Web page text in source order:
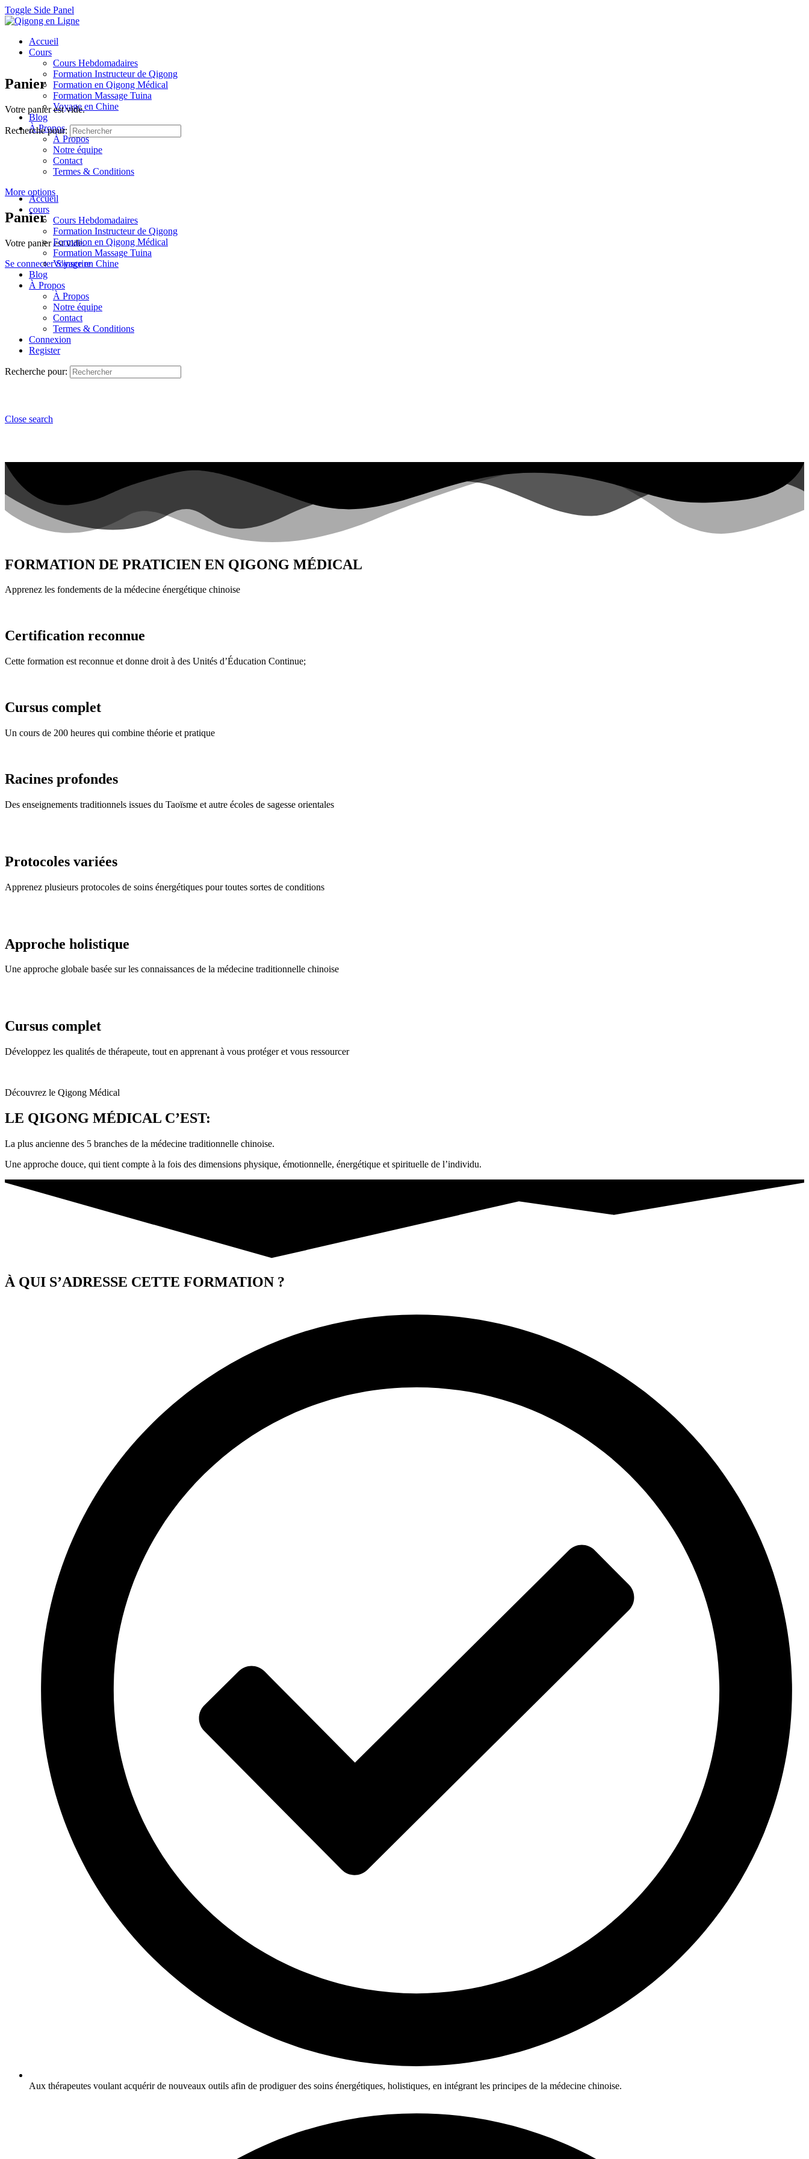
Toggle Side Panel
Accueil
Cours
Cours Hebdomadaires
Formation Instructeur de Qigong
Formation en Qigong Médical
Formation Massage Tuina
Voyage en Chine
Blog
À Propos
À Propos
Notre équipe
Contact
Termes & Conditions
More options
Panier
Votre panier est vide.
Se connecter S'inscrire
Panier
Votre panier est vide.
Recherche pour:
Accueil
cours
Cours Hebdomadaires
Formation Instructeur de Qigong
Formation en Qigong Médical
Formation Massage Tuina
Voyage en Chine
Blog
À Propos
À Propos
Notre équipe
Contact
Termes & Conditions
Connexion
Register
Recherche pour:
Close search
FORMATION DE PRATICIEN EN QIGONG MÉDICAL
Apprenez les fondements de la médecine énergétique chinoise
Certification reconnue
Cette formation est reconnue et donne droit à des Unités d’Éducation Continue;
Cursus complet
Un cours de 200 heures qui combine théorie et pratique
Racines profondes
Des enseignements traditionnels issues du Taoïsme et autre écoles de sagesse orientales
Protocoles variées
Apprenez plusieurs protocoles de soins énergétiques pour toutes sortes de conditions
Approche holistique
Une approche globale basée sur les connaissances de la médecine traditionnelle chinoise
Cursus complet
Développez les qualités de thérapeute, tout en apprenant à vous protéger et vous ressourcer
Découvrez le Qigong Médical
LE QIGONG MÉDICAL C’EST:
La plus ancienne des 5 branches de la médecine traditionnelle chinoise.
Une approche douce, qui tient compte à la fois des dimensions physique, émotionnelle, énergétique et spirituelle de l’individu.
À QUI S’ADRESSE CETTE FORMATION ?
Aux thérapeutes voulant acquérir de nouveaux outils afin de prodiguer des soins énergétiques, holistiques, en intégrant les principes de la médecine chinoise.